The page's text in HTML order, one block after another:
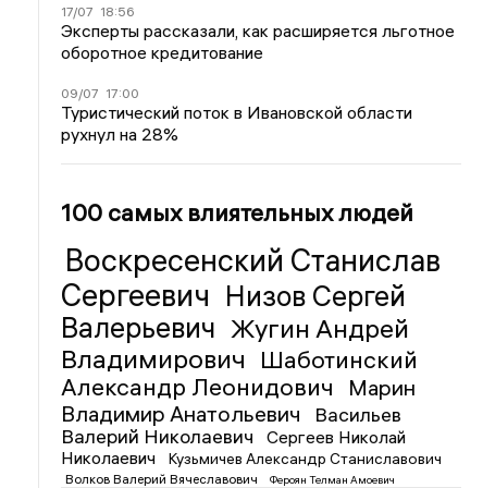
17/07 18:56
Эксперты рассказали, как расширяется льготное
оборотное кредитование
09/07 17:00
Туристический поток в Ивановской области
рухнул на 28%
100 самых влиятельных людей
Воскресенский Станислав
Сергеевич Низов Сергей
Валерьевич Жугин Андрей
Владимирович
Шаботинский
Александр Леонидович
Марин
Владимир Анатольевич
Васильев
Валерий Николаевич
Сергеев Николай
Николаевич
Кузьмичев Александр Станиславович
Волков Валерий Вячеславович Фероян Телман Амоевич